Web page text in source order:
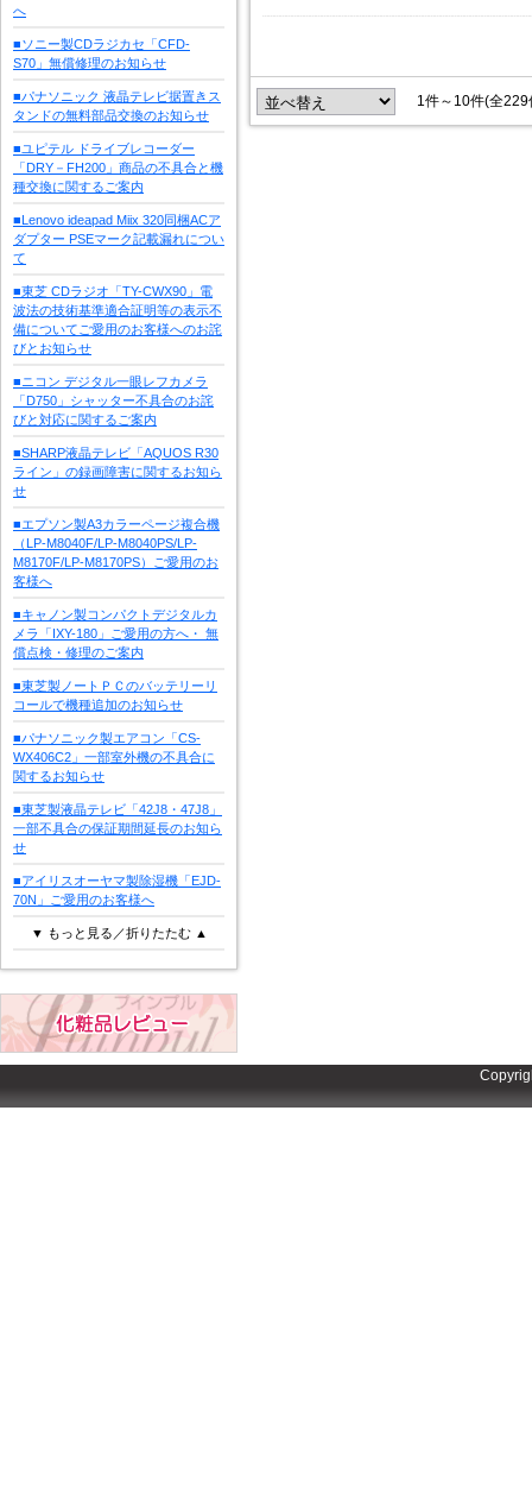
へ
■ソニー製CDラジカセ「CFD-
S70」無償修理のお知らせ
■パナソニック 液晶テレビ据置きス
タンドの無料部品交換のお知らせ
■ユピテル ドライブレコーダー
「DRY－FH200」商品の不具合と機
種交換に関するご案内
■Lenovo ideapad Miix 320同梱ACア
ダプター PSEマーク記載漏れについ
て
■東芝 CDラジオ「TY-CWX90」電
波法の技術基準適合証明等の表示不
備についてご愛用のお客様へのお詫
びとお知らせ
■ニコン デジタル一眼レフカメラ
「D750」シャッター不具合のお詫
びと対応に関するご案内
■SHARP液晶テレビ「AQUOS R30
ライン」の録画障害に関するお知ら
せ
■エプソン製A3カラーページ複合機
（LP-M8040F/LP-M8040PS/LP-
M8170F/LP-M8170PS）ご愛用のお
客様へ
■キャノン製コンパクトデジタルカ
メラ「IXY-180」ご愛用の方へ・ 無
償点検・修理のご案内
■東芝製ノートＰＣのバッテリーリ
コールで機種追加のお知らせ
■パナソニック製エアコン「CS-
WX406C2」一部室外機の不具合に
関するお知らせ
■東芝製液晶テレビ「42J8・47J8」
一部不具合の保証期間延長のお知ら
せ
■アイリスオーヤマ製除湿機「EJD-
70N」ご愛用のお客様へ
▼ もっと見る／折りたたむ ▲
1件～10件(全